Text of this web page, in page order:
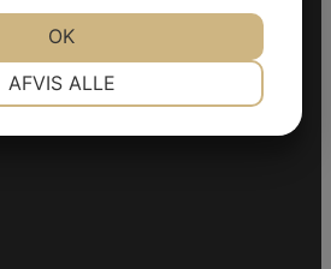
AFVIS ALLE
OK